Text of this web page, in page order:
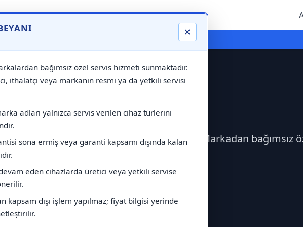
×
bağımsız özel servis hizmeti sunmaktadır.
ithalatçı veya markanın resmi ya da yetkili servisi
adları yalnızca servis verilen cihaz türlerini
sona ermiş veya garanti kapsamı dışında kalan
eden cihazlarda üretici veya yetkili servise
kapsam dışı işlem yapılmaz; fiyat bilgisi yerinde
⚠️ Markadan Bağımsız "Özel Servis" Hizmeti
Servisi
Warmhaus Servisi çağırabilirsiniz.Markadan bağımsız